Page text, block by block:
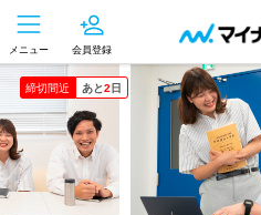
メニュー 会員登録
締切間近 あと2 日